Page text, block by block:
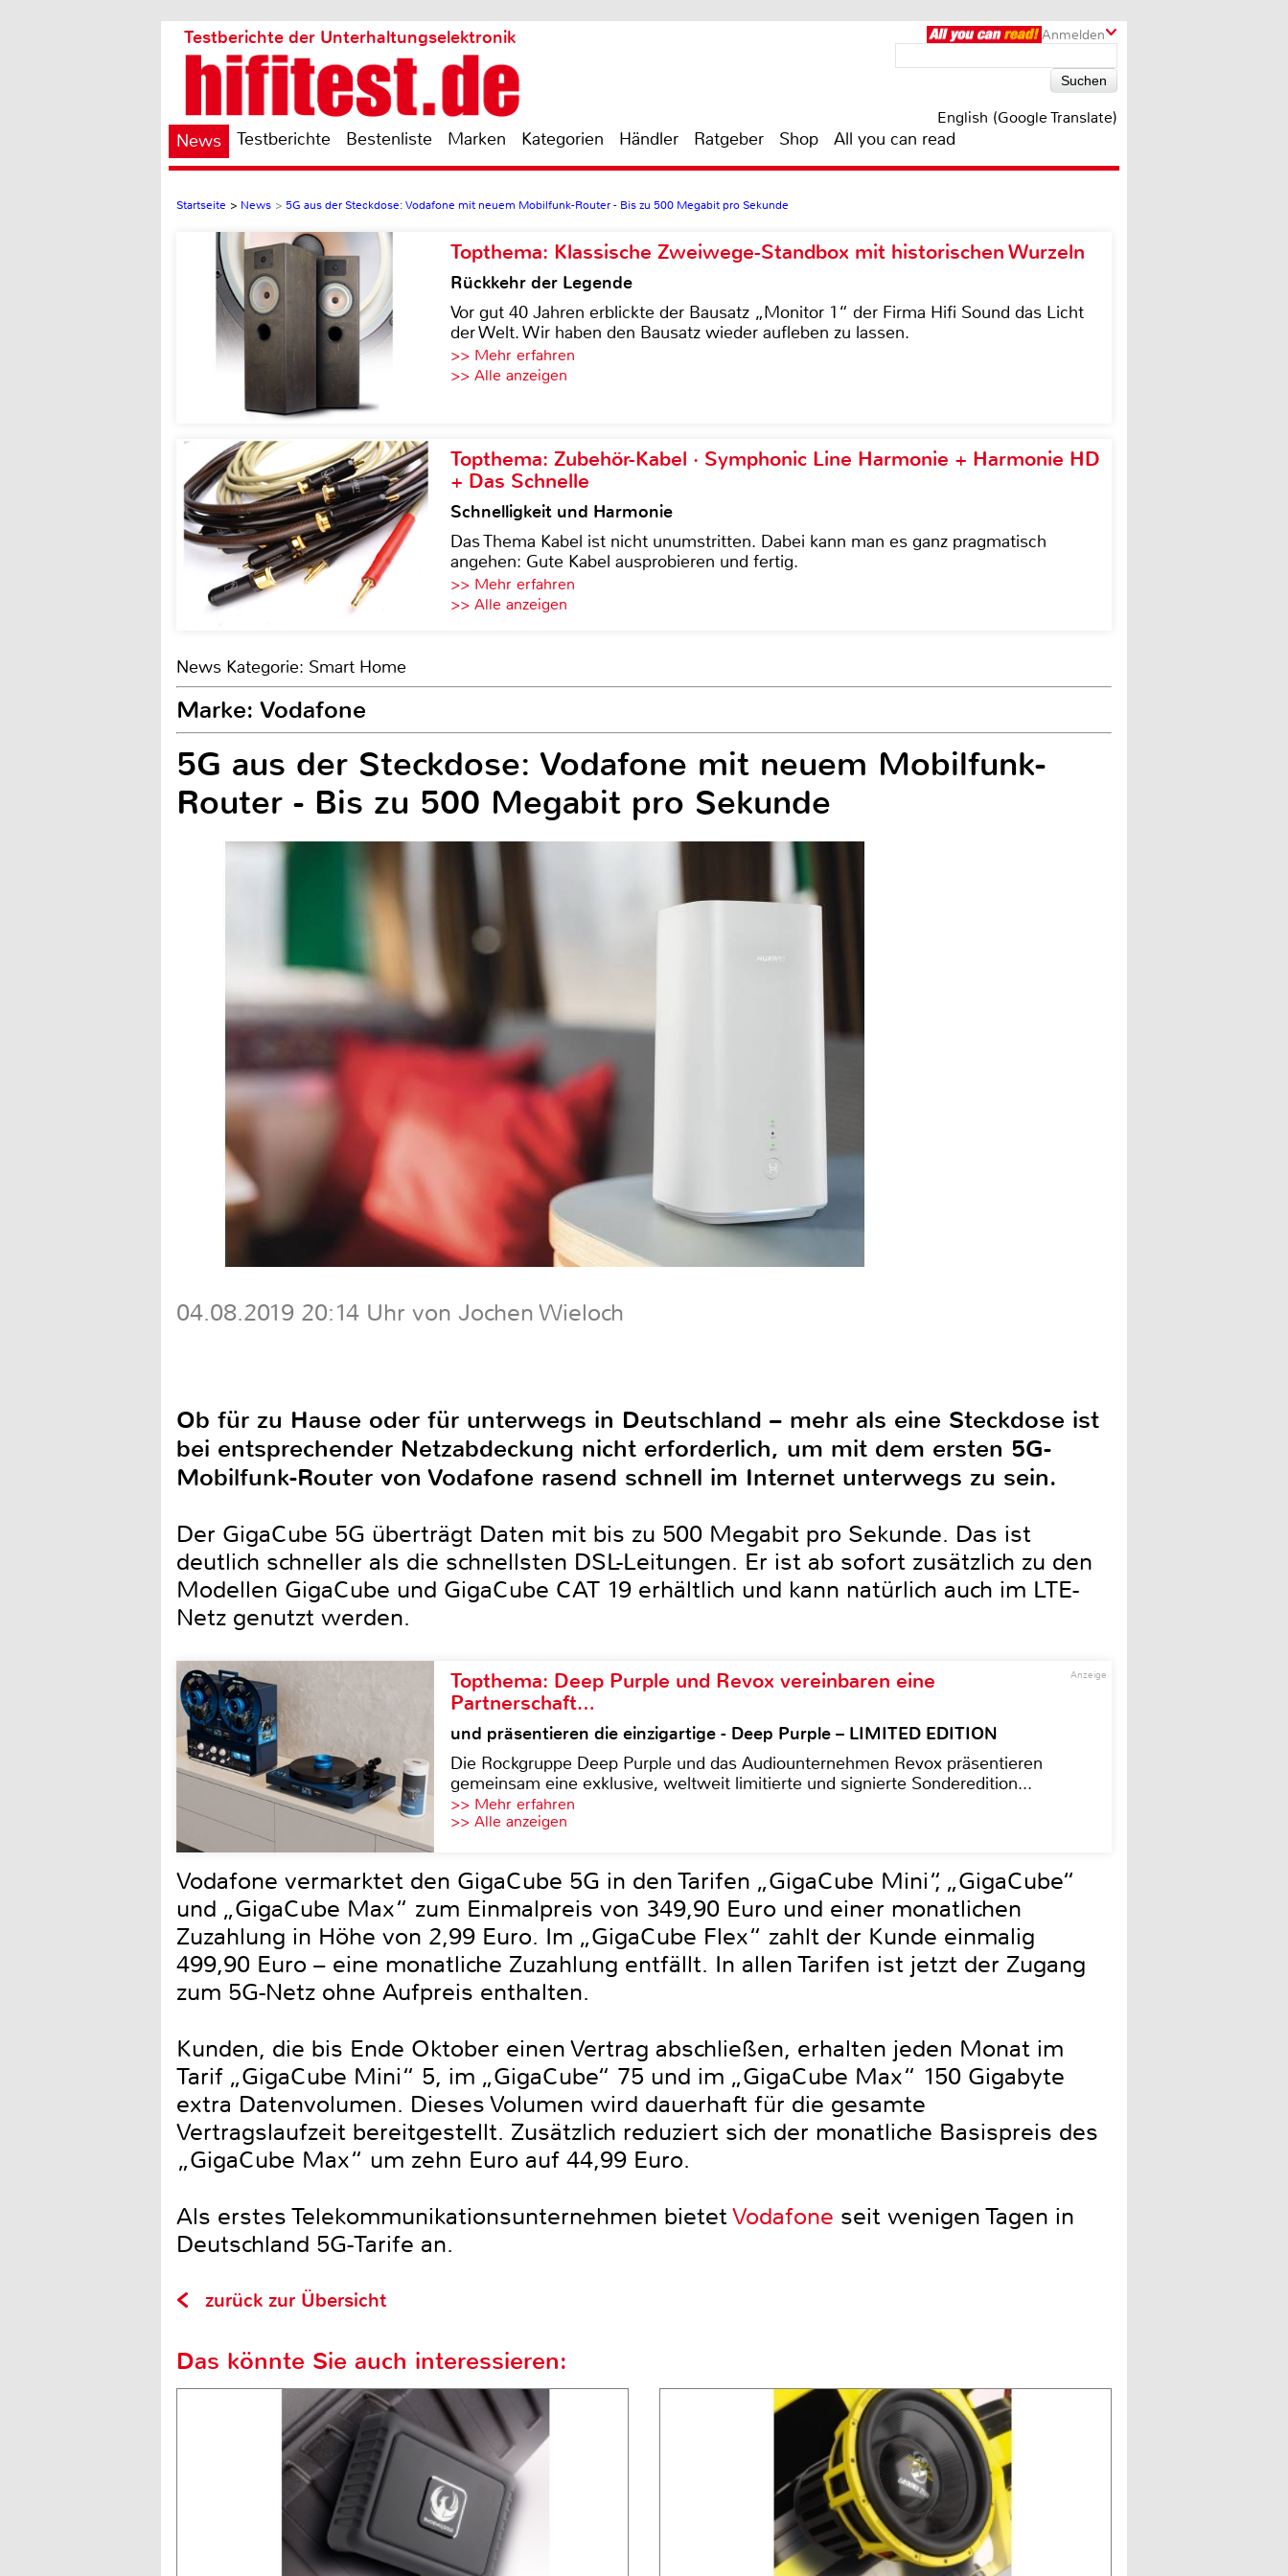
Anmelden
Testberichte der Unterhaltungselektronik
English (Google Translate)
News Testberichte Bestenliste Marken Kategorien Händler Ratgeber Shop All you can read
Startseite > News > 5G aus der Steckdose: Vodafone mit neuem Mobilfunk-Router - Bis zu 500 Megabit pro Sekunde
Topthema: Klassische Zweiwege-Standbox mit historischen Wurzeln
Rückkehr der Legende
Vor gut 40 Jahren erblickte der Bausatz „Monitor 1“ der Firma Hifi Sound das Licht
der Welt. Wir haben den Bausatz wieder aufleben zu lassen.
>> Mehr erfahren
>> Alle anzeigen
Topthema: Zubehör-Kabel · Symphonic Line Harmonie + Harmonie HD
+ Das Schnelle
Schnelligkeit und Harmonie
Das Thema Kabel ist nicht unumstritten. Dabei kann man es ganz pragmatisch
angehen: Gute Kabel ausprobieren und fertig.
>> Mehr erfahren
>> Alle anzeigen
News Kategorie: Smart Home
Marke: Vodafone
5G aus der Steckdose: Vodafone mit neuem Mobilfunk-
Router - Bis zu 500 Megabit pro Sekunde
04.08.2019 20:14 Uhr von Jochen Wieloch
Ob für zu Hause oder für unterwegs in Deutschland – mehr als eine Steckdose ist
bei entsprechender Netzabdeckung nicht erforderlich, um mit dem ersten 5G-
Mobilfunk-Router von Vodafone rasend schnell im Internet unterwegs zu sein.
Der GigaCube 5G überträgt Daten mit bis zu 500 Megabit pro Sekunde. Das ist
deutlich schneller als die schnellsten DSL-Leitungen. Er ist ab sofort zusätzlich zu den
Modellen GigaCube und GigaCube CAT 19 erhältlich und kann natürlich auch im LTE-
Netz genutzt werden.
Anzeige
Topthema: Deep Purple und Revox vereinbaren eine
Partnerschaft…
und präsentieren die einzigartige - Deep Purple – LIMITED EDITION
Die Rockgruppe Deep Purple und das Audiounternehmen Revox präsentieren
gemeinsam eine exklusive, weltweit limitierte und signierte Sonderedition...
>> Mehr erfahren
>> Alle anzeigen
Vodafone vermarktet den GigaCube 5G in den Tarifen „GigaCube Mini“, „GigaCube“
und „GigaCube Max“ zum Einmalpreis von 349,90 Euro und einer monatlichen
Zuzahlung in Höhe von 2,99 Euro. Im „GigaCube Flex“ zahlt der Kunde einmalig
499,90 Euro – eine monatliche Zuzahlung entfällt. In allen Tarifen ist jetzt der Zugang
zum 5G-Netz ohne Aufpreis enthalten.
Kunden, die bis Ende Oktober einen Vertrag abschließen, erhalten jeden Monat im
Tarif „GigaCube Mini“ 5, im „GigaCube“ 75 und im „GigaCube Max“ 150 Gigabyte
extra Datenvolumen. Dieses Volumen wird dauerhaft für die gesamte
Vertragslaufzeit bereitgestellt. Zusätzlich reduziert sich der monatliche Basispreis des
„GigaCube Max“ um zehn Euro auf 44,99 Euro.
Als erstes Telekommunikationsunternehmen bietetVodafone seit wenigen Tagen in
Deutschland 5G-Tarife an.
zurück zur Übersicht
Das könnte Sie auch interessieren: